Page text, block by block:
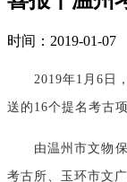
时间：2019-01-07
2019年1月6日
送的16个提名考古
由温州市文物
考古所、玉环市文